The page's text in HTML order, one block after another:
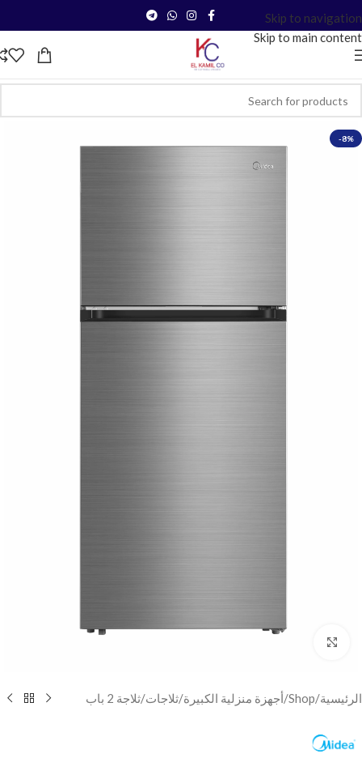
Skip to navigation
Skip to main content
-8%
الرئيسية/
Shop
/أجهزة منزلية الكبيرة/ثلاجات/ثلاجة 2 باب